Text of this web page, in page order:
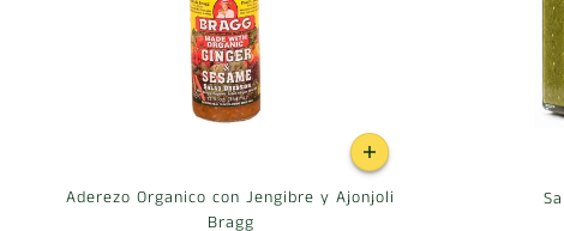
Aderezo Organico con Jengibre y Ajonjoli
Bragg